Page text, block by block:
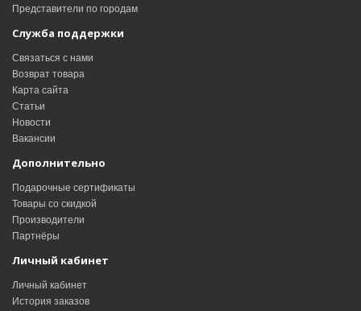
Представители по городам
Служба поддержки
Связаться с нами
Возврат товара
Карта сайта
Статьи
Новости
Вакансии
Дополнительно
Подарочные сертификаты
Товары со скидкой
Производители
Партнёры
Личный кабинет
Личный кабинет
История заказов